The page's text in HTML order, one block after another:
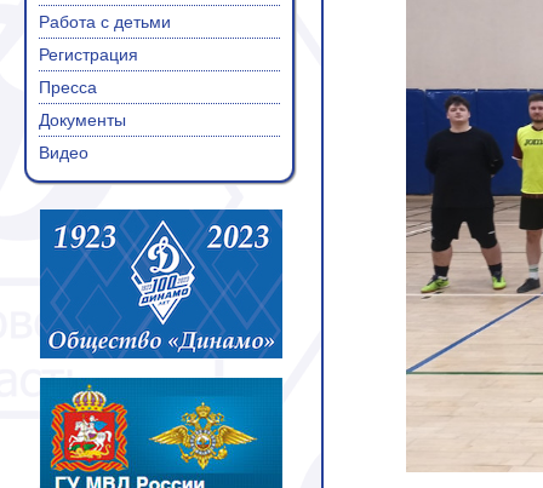
Работа с детьми
Регистрация
Пресса
Документы
Видео